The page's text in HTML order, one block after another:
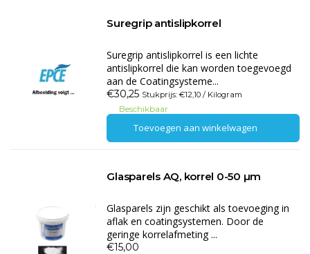
Suregrip antislipkorrel
Suregrip antislipkorrel is een lichte
antislipkorrel die kan worden toegevoegd
aan de Coatingsysteme...
€30,25 Stukprijs: €12,10 / Kilogram
Beschikbaar
Toevoegen aan winkelwagen
Glasparels AQ, korrel 0-50 µm
Glasparels zijn geschikt als toevoeging in
aflak en coatingsystemen. Door de
geringe korrelafmeting ...
€15,00